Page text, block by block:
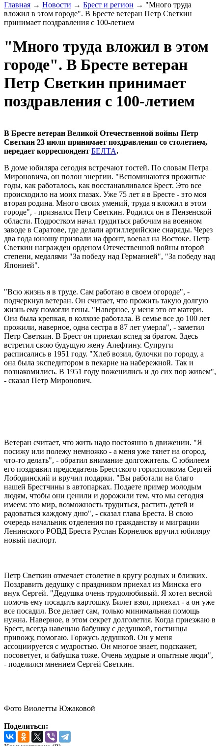
Главная → Новости → Брест и регион → "Много труда
вложил в этом городе". В Бресте ветеран Петр Светкин
принимает поздравления с 100-летием
"Много труда вложил в этом
городе". В Бресте ветеран
Петр Светкин принимает
поздравления с 100-летием
В Бресте ветеран Великой Отечественной войны Петр
Светкин 23 июля принимает поздравления со столетием,
передает корреспондент БЕЛТА.
В доме юбиляра сегодня встречают гостей. По словам Петра
Мироновича, он полон энергии. "Вспоминаются прожитые
годы, как работалось, как восстанавливался Брест. Это все
происходило на моих глазах. Уже 75 лет я в Бресте - это моя
вторая родина. Много своих умений, труда я вложил в этом
городе", - признался Петр Светкин. Родился он в Пензенской
области. Подростком начал трудиться рабочим на военном
заводе в Саратове, где делали артиллерийские снаряды. Через
два года юношу призвали на фронт, воевал на Востоке. Петр
Светкин награжден орденом Отечественной войны второй
степени, медалями "За победу над Германией", "За победу над
Японией".
"Всю жизнь я в труде. Сам работаю в своем огороде", -
подчеркнул ветеран. Он считает, что прожить такую долгую
жизнь ему помогли гены. "Наверное, у меня это от матери.
Она была крепкая, в колхозе работала. В семье все до 100 лет
прожили, наверное, одна сестра в 87 лет умерла", - заметил
Петр Светкин. В Брест он приехал вслед за братом. Здесь
встретил свою будущую жену Алефтину. Супруги
расписались в 1951 году. "Хлеб возил, булочки по городу, а
она была экспедитором в пекарне на набережной. Так и
познакомились. В 1951 году поженились и до сих пор живем",
- сказал Петр Миронович.
Ветеран считает, что жить надо постоянно в движении. "Я
посижу или полежу немножко - а меня уже тянет на огород,
что-то делать", - обратил внимание долгожитель. С юбилеем
его поздравил председатель Брестского горисполкома Сергей
Лободинский и вручил подарки. "Вы работали на благо
нашей Брестчины в автопарках. Подаете пример молодым
людям, чтобы они ценили и дорожили тем, что мы сегодня
имеем: это мир, возможность трудиться, растить детей и
радоваться каждому дню", - сказал глава Бреста. В свою
очередь начальник отделения по гражданству и миграции
Ленинского РОВД Бреста Руслан Корнелюк вручил юбиляру
новый паспорт.
Петр Светкин отмечает столетие в кругу родных и близких.
Поздравить дедушку с праздником приехал из Минска его
внук Сергей. "Дедушка очень трудолюбивый. Я хотел весной
помочь ему посадить картошку. Билет взял, приехал - а он уже
все посадил. Все делает сам, только минимальная помощь
нужна. Наверное, в этом секрет долголетия. Когда приезжаю в
Брест, всегда навещаю бабушку с дедушкой, гостинцы
привожу, помогаю. Горжусь дедушкой. Он у меня
ассоциируется с мудростью. Он многое знает, подскажет,
посоветует, и бабушка тоже. Очень мудрые и опытные люди",
- поделился мнением Сергей Светкин.
Фото Виолетты Южаковой
Поделиться: